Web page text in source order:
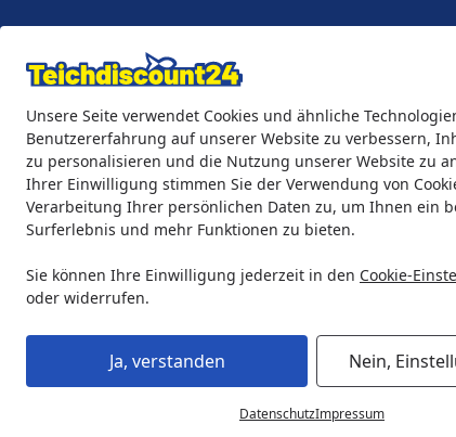
Unsere Seite verwendet Cookies und ähnliche
Benutzererfahrung auf unserer Website zu verbessern,
zu personalisieren und die Nutzung unserer Website zu
Ihrer Einwilligung stimmen Sie der Verwendung von
Verarbeitung Ihrer persönlichen Daten zu, um Ihnen ein
Surferlebnis und mehr Funktionen zu bieten.
Sie können Ihre Einwilligung jederzeit in den Cookie-
oder widerrufen.
Ja, verstanden Nein,
DatenschutzImpressum
Eigene Montage-Teams
Teichprodukte Aquaristik Söll Teichpflege &
Teichprodukte Teichpumpen Filterpumpen